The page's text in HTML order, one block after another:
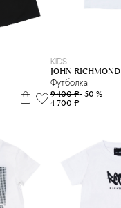
KIDS
JOHN RICHMOND
Футболка
9 400 ₽- 50 %
4 700 ₽